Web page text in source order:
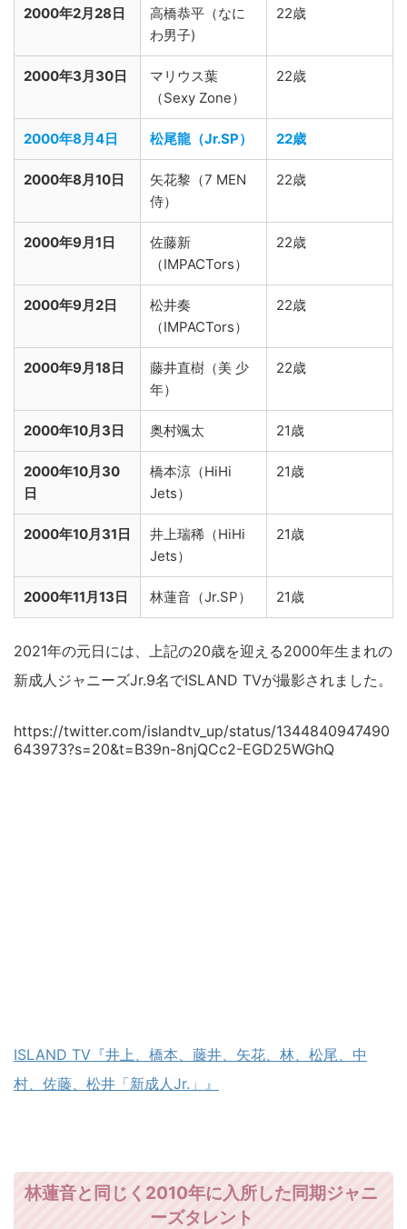
2000年2月28日
高橋恭平（なに
わ男子)
22歳
2000年3月30日
マリウス葉
（Sexy Zone）
22歳
2000年8月4日 松尾龍（Jr.SP） 22歳
2000年8月10日
矢花黎（7 MEN
侍）
22歳
2000年9月1日
佐藤新
（IMPACTors）
22歳
2000年9月2日
松井奏
（IMPACTors）
22歳
2000年9月18日
藤井直樹（美 少
年）
22歳
2000年10月3日 奥村颯太 21歳
2000年10月30
日
橋本涼（HiHi
Jets）
21歳
2000年10月31日
井上瑞稀（HiHi
Jets）
21歳
2000年11月13日 林蓮音（Jr.SP） 21歳
2021年の元日には、上記の20歳を迎える2000年生まれの
新成人ジャニーズJr.9名でISLAND TVが撮影されました。
https://twitter.com/islandtv_up/status/1344840947490
643973?s=20&t=B39n-8njQCc2-EGD25WGhQ
ISLAND TV『井上、橋本、藤井、矢花、林、松尾、中
村、佐藤、松井「新成人Jr.」』
林蓮音と同じく2010年に入所した同期ジャニ
ーズタレント